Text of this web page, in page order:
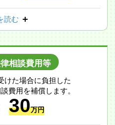
読む
相談費用等
けた場合に負担した
費用を補償します。
30万円